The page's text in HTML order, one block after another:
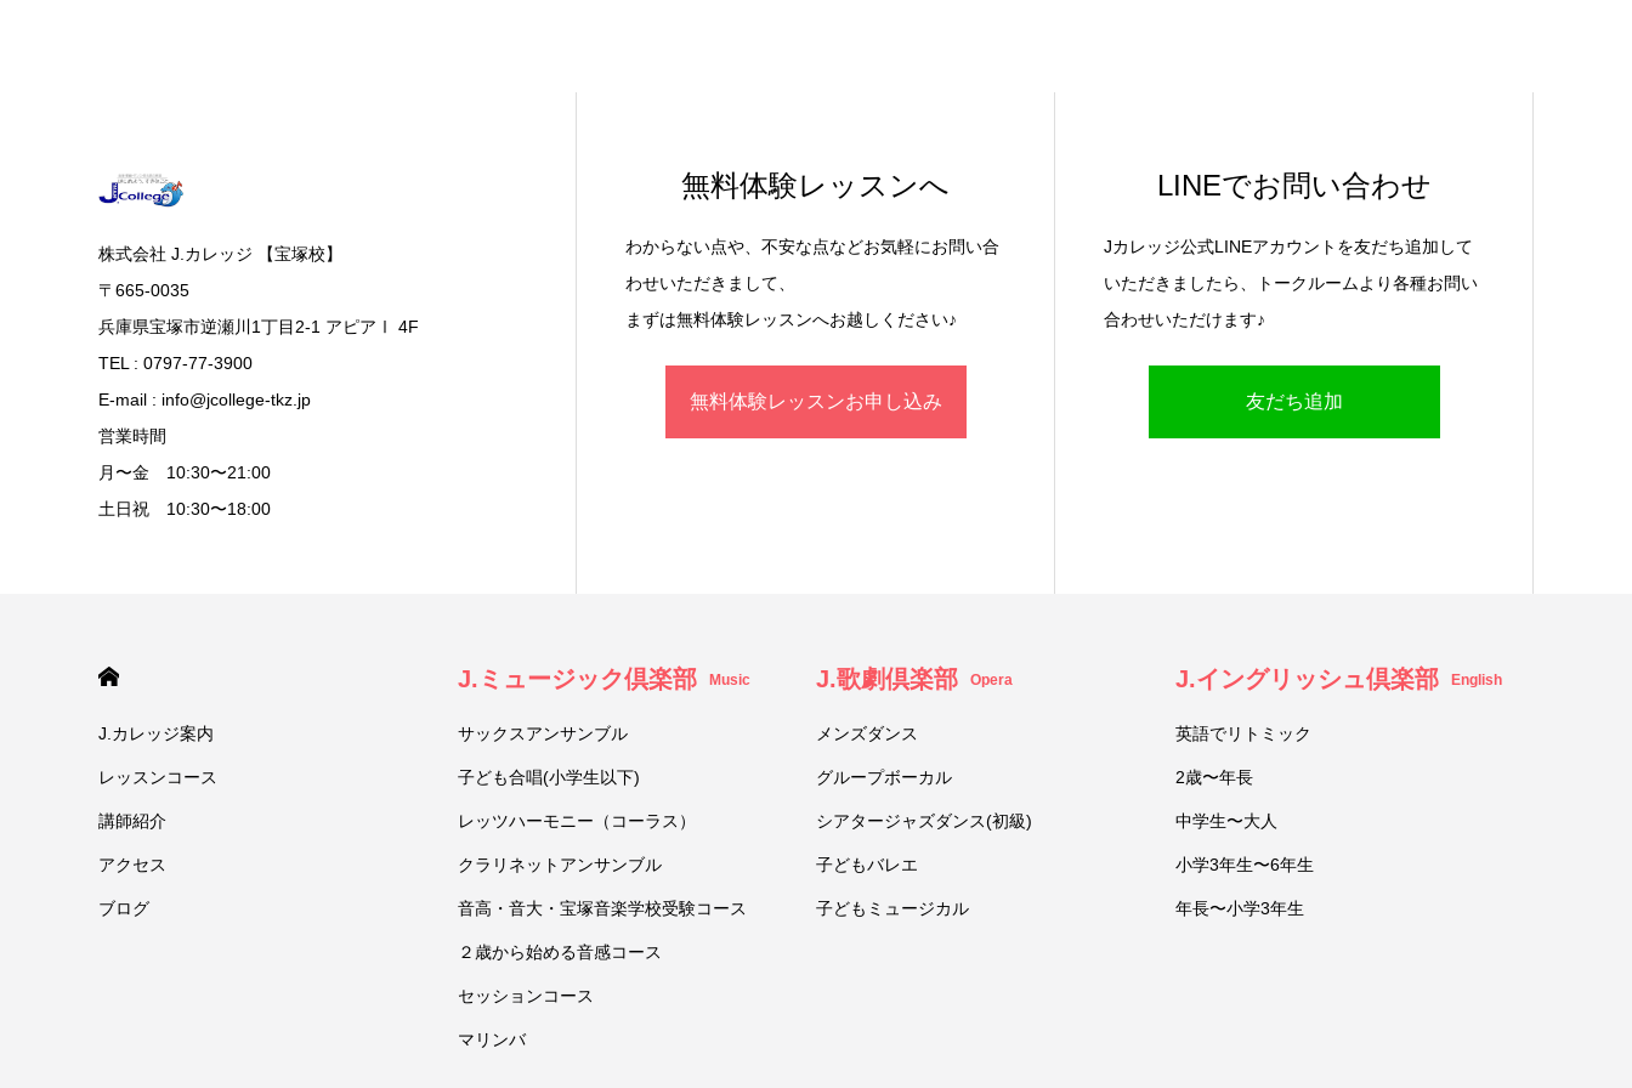
株式会社 J.カレッジ 【宝塚校】
〒665-0035
兵庫県宝塚市逆瀬川1丁目2-1 アピアⅠ 4F
TEL : 0797-77-3900
E-mail : info@jcollege-tkz.jp
営業時間
月〜金 10:30〜21:00
土日祝 10:30〜18:00
無料体験レッスンへ
わからない点や、不安な点などお気軽にお問い合
わせいただきまして、
まずは無料体験レッスンへお越しください♪
無料体験レッスンお申し込み
LINEでお問い合わせ
Jカレッジ公式LINEアカウントを友だち追加して
いただきましたら、トークルームより各種お問い
合わせいただけます♪
友だち追加
J.カレッジ案内
レッスンコース
講師紹介
アクセス
ブログ
J.ミュージック倶楽部 Music
サックスアンサンブル
子ども合唱(小学生以下)
レッツハーモニー（コーラス）
クラリネットアンサンブル
音高・音大・宝塚音楽学校受験コース
２歳から始める音感コース
セッションコース
マリンバ
J.歌劇倶楽部 Opera
メンズダンス
グループボーカル
シアタージャズダンス(初級)
子どもバレエ
子どもミュージカル
J.イングリッシュ倶楽部 English
英語でリトミック
2歳〜年長
中学生〜大人
小学3年生〜6年生
年長〜小学3年生